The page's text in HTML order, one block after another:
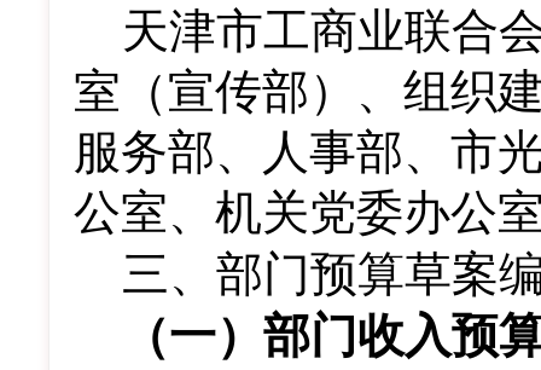
天津市工商业联合
室（宣传部）、组织
服务部、人事部、市
公室、机关党委办公
三、部门预算草案
（一）部门收入预